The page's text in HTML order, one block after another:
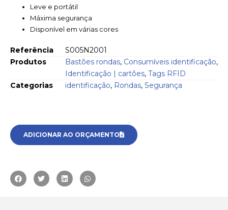
Leve e portátil
Máxima segurança
Disponível em várias cores
Referência
S005N2001
Produtos
Bastões rondas, Consumíveis identificação,
Identificação | cartões, Tags RFID
Categorias
identificação, Rondas, Segurança
ADICIONAR AO ORÇAMENTO